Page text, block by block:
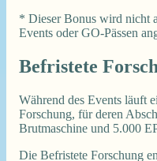
* Dieser Bonus wird nicht
Events oder GO-Pässen
Befristete
Während des Events läuft
Forschung, für deren
Brutmaschine und 5.000
Die Befristete Forschung